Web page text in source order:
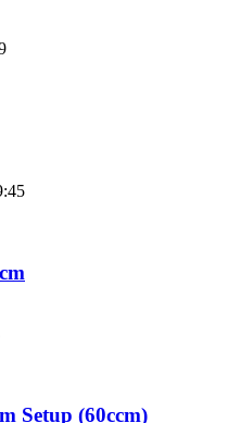
Setup (60ccm)